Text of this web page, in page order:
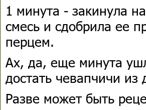
1 минута - закинула
смесь и сдобрила ее
перцем.
Ах, да, еще минута
достать чевапчичи из
Разве может быть